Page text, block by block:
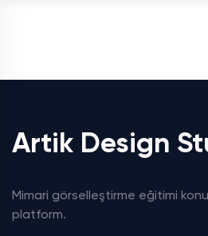
Artik Design
Mimari görselleştirme eğitimi
platform.